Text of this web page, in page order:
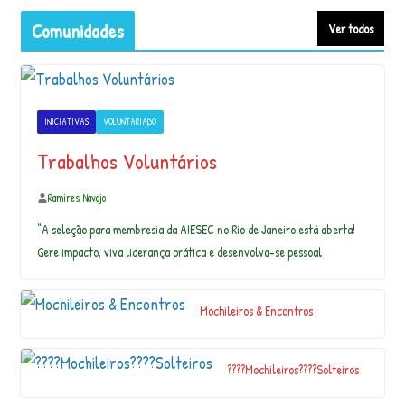
h
u
a
X
a
a
Comunidades Ver todos
INICIATIVAS VOLUNTARIADO
Trabalhos Voluntários
Ramires Navajo
“A seleção para membresia da AIESEC no Rio de Janeiro está aberta!
Gere impacto, viva liderança prática e desenvolva-se pessoal
Mochileiros & Encontros
????Mochileiros????Solteiros